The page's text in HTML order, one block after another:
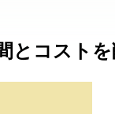
とコスト